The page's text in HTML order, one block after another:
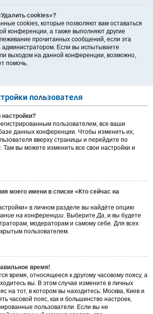
cookies»?
cookies, которые позволяют вам оставаться
конференции, а также выполняют другие
прочитанных сообщений, если эта
администратором. Если вы испытываете
выходом на данной конференции, возможно,
помочь.
пользователя
пользователем, все ваши
данных конференции. Чтобы изменить их,
вверху страницы и перейдите по
. Там вы можете изменить все свои настройки и
моего имени в списке «Кто сейчас на
в личном разделе вы найдёте опцию
на конференции. ВыберитеДа, и вы будете
модераторам и самому себе. Для всех
пользователем.
время!
время, относящееся к другому часовому поясу, а
вы. В этом случае измените в личных
на тот, в котором вы находитесь: Москва, Киев и
часовой пояс, как и большинство настроек,
пользователи. Если вы не